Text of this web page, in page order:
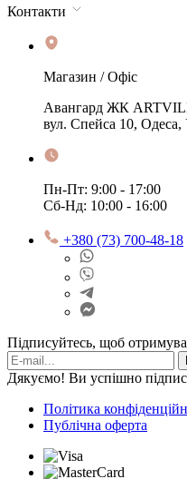
Контакти
Магазин / Офіс
Авангард ЖК
вул. Спейса 10, Одеса,
Пн-Пт: 9:00 - 17:00
Сб-Нд: 10:00 - 16:00
+380 (73) 700-48-18
Підписуйтесь, щоб
Дякуємо! Ви успішно
Політика
Публічна оферта